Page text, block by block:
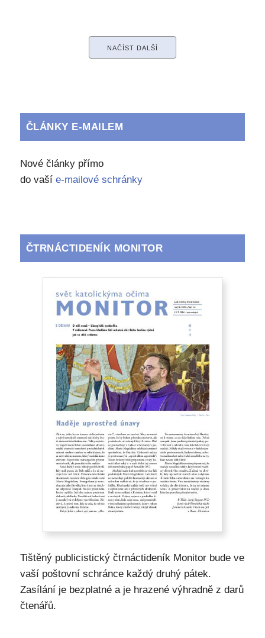
NAČÍST DALŠÍ
ČLÁNKY E-MAILEM
Nové články přímo
do vaší e-mailové schránky
ČTRNÁCTIDENÍK MONITOR
Tištěný publicistický čtrnáctideník Monitor bude ve
vaší poštovní schránce každý druhý pátek.
Zasílání je bezplatné a je hrazené výhradně z darů
čtenářů.